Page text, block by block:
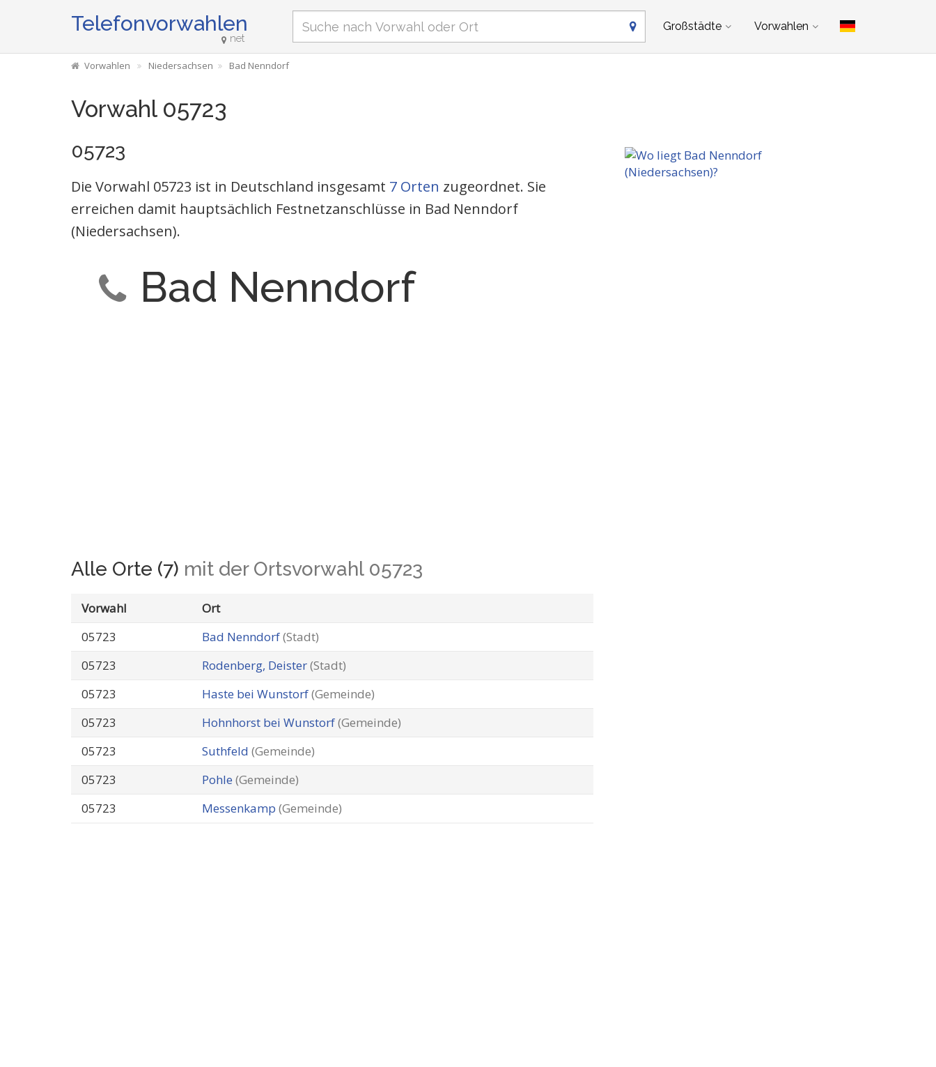
Telefonvorwahlen
net
Großstädte Vorwahlen
Vorwahlen Niedersachsen Bad Nenndorf
Vorwahl 05723
05723
Die Vorwahl 05723 ist in Deutschland insgesamt 7 Orten zugeordnet. Sie
erreichen damit hauptsächlich Festnetzanschlüsse in Bad Nenndorf
(Niedersachsen).
Bad Nenndorf
Alle Orte (7) mit der Ortsvorwahl 05723
Vorwahl
Ort
05723
Bad Nenndorf(Stadt)
05723
Rodenberg, Deister(Stadt)
05723
Haste bei Wunstorf(Gemeinde)
05723
Hohnhorst bei Wunstorf(Gemeinde)
05723
Suthfeld (Gemeinde)
05723
Pohle (Gemeinde)
05723
Messenkamp (Gemeinde)